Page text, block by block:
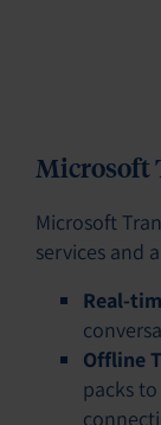
Microsoft
Microsoft
services and
Real-
Offline
packs